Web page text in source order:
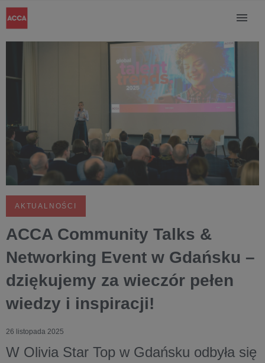
AKTUALNOŚCI
ACCA Community Talks &
Networking Event w Gdańsku –
dziękujemy za wieczór pełen
wiedzy i inspiracji!
26 listopada 2025
W Olivia Star Top w Gdańsku odbyła się